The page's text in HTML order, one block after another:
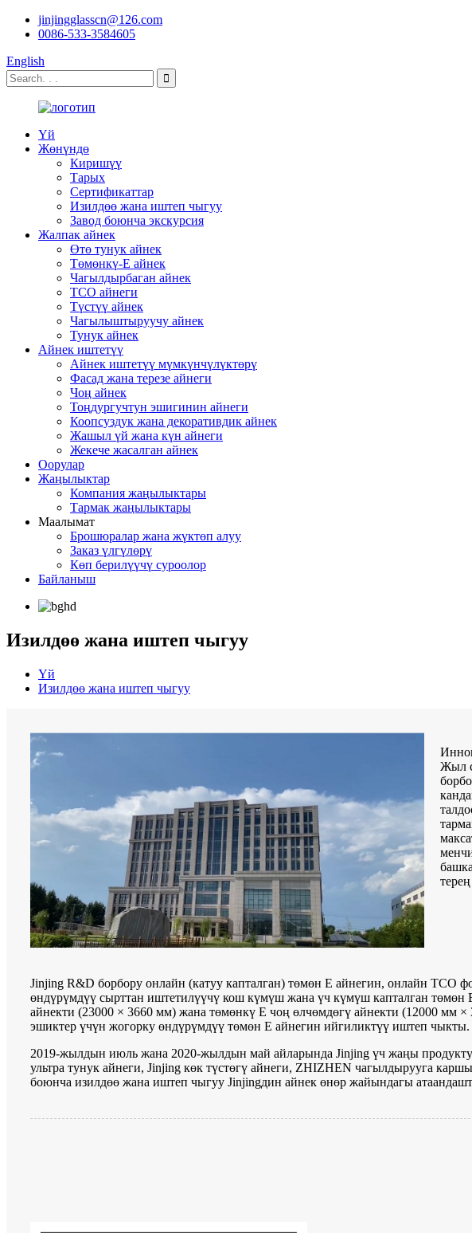
jinjingglasscn@126.com
0086-533-3584605
English
Үй
Жөнүндө
Киришүү
Тарых
Сертификаттар
Изилдөө жана иштеп чыгуу
Завод боюнча экскурсия
Жалпак айнек
Өтө тунук айнек
Төмөнкү-E айнек
Чагылдырбаган айнек
TCO айнеги
Түстүү айнек
Чагылыштыруучу айнек
Тунук айнек
Айнек иштетүү
Айнек иштетүү мүмкүнчүлүктөрү
Фасад жана терезе айнеги
Чоң айнек
Тоңдургучтун эшигинин айнеги
Коопсуздук жана декоративдик айнек
Жашыл үй жана күн айнеги
Жекече жасалган айнек
Оорулар
Жаңылыктар
Компания жаңылыктары
Тармак жаңылыктары
Маалымат
Брошюралар жана жүктөп алуу
Заказ үлгүлөрү
Көп берилүүчү суроолор
Байланыш
Изилдөө жана иштеп чыгуу
Үй
Изилдөө жана иштеп чыгуу
Жыл
Jinjing R&D борбору онлайн (катуу капталган) төмөн E айнегин, онлайн TCO
өндүрүмдүү сырттан иштетилүүчү кош күмүш жана үч күмүш капталган төмөн
айнекти (23000 × 3660 мм) жана төмөнкү E чоң өлчөмдөгү айнекти (12000 мм ×
эшиктер үчүн жогорку өндүрүмдүү төмөн E айнегин ийгиликтүү иштеп чыкты.
2019-жылдын июль жана 2020-жылдын май айларында Jinjing үч жаңы
ультра тунук айнеги, Jinjing көк түстөгү айнеги, ZHIZHEN чагылдырууга
боюнча изилдөө жана иштеп чыгуу Jinjingдин айнек өнөр жайындагы